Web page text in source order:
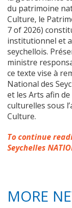
du patrimoine
Culture, le
7 of 2026)
institutionnel et
seychellois.
ministre
ce texte vise à
National des
et les Arts afin
culturelles sous
Culture.
To continue
Seychelles
MORE